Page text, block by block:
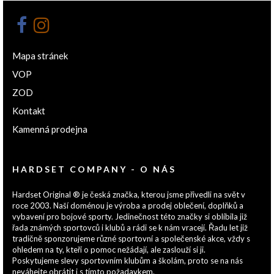
Mapa stránek
VOP
ZOD
Kontakt
Kamenná prodejna
HARDSET COMPANY - O NÁS
Hardset Original ® je česká značka, kterou jsme přivedli na svět v
roce 2003. Naší doménou je výroba a prodej oblečení, doplňků a
vybavení pro bojové sporty. Jedinečnost této značky si oblíbila již
řada známých sportovců i klubů a rádi se k nám vracejí. Řadu let již
tradičně sponzorujeme různé sportovní a společenské akce, vždy s
ohledem na ty, kteří o pomoc nežádají, ale zaslouží si ji.
Poskytujeme slevy sportovním klubům a školám, proto se na nás
neváhejte obrátit i s tímto požadavkem.